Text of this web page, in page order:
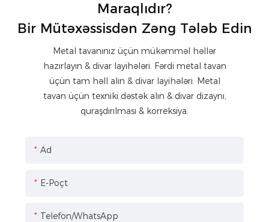
Maraqlıdır?
Bir Mütəxəssisdən Zəng Tələb Edin
Metal tavanınız üçün mükəmməl həllər
hazırlayın & divar layihələri. Fərdi metal tavan
üçün tam həll alın & divar layihələri. Metal
tavan üçün texniki dəstək alın & divar dizaynı,
quraşdırılması & korreksiya.
Ad
E-Poçt
Telefon/WhatsApp